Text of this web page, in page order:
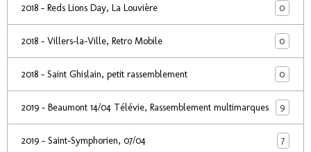
2018 - Reds Lions Day, La Louvière 0
2018 - Villers-la-Ville, Retro Mobile 0
2018 - Saint Ghislain, petit rassemblement 0
2019 - Beaumont 14/04 Télévie, Rassemblement multimarques 9
2019 - Saint-Symphorien, 07/04 7